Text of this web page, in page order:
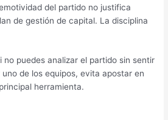
del partido no justifica
de gestión de capital. La disciplina
no puedes analizar el partido sin sentir
de los equipos, evita apostar en
herramienta.